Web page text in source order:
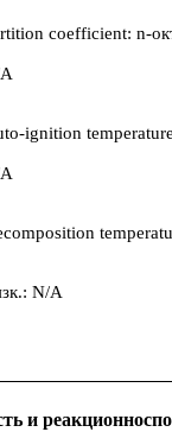
coefficient: n-
ignition
N/A
и